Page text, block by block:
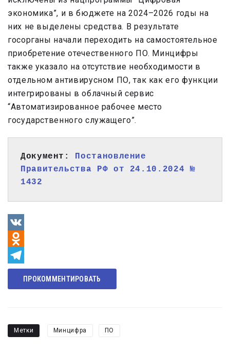
экономика”, и в бюджете на 2024–2026 годы на
них не выделены средства. В результате
госорганы начали переходить на самостоятельное
приобретение отечественного ПО. Минцифры
также указало на отсутствие необходимости в
отдельном антивирусном ПО, так как его функции
интегрированы в облачный сервис
“Автоматизированное рабочее место
государственного служащего”.
Документ: Постановление
Правительства РФ от 24.10.2024 №
1432
VK
Odnoklassniki
Telegram
ПРОКОММЕНТИРОВАТЬ
Метки Минцифра ПО